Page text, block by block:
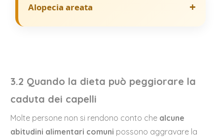
Alopecia areata +
3.2 Quando la dieta può peggiorare la
caduta dei capelli
Molte persone non si rendono conto che alcune
abitudini alimentari comuni possono aggravare la